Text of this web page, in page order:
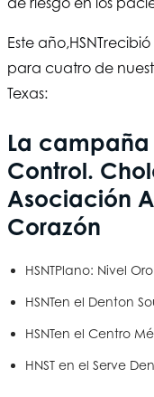
Este año,HSNTrecibió
para cuatro de
Texas:
La
Control.
Asociación
Corazón
HSNTPlano: Nivel Oro
HSNTen el Denton
HSNTen el Centro
HNST en el Serve